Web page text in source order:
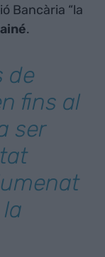
Bancària “la
.
de
fins al
ser